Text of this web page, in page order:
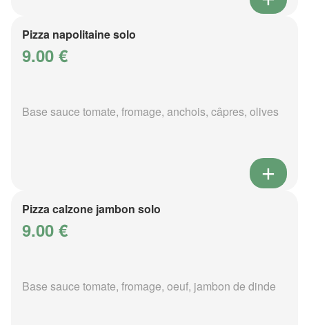
Pizza napolitaine solo
9.00 €
Base sauce tomate, fromage, anchois, câpres, olives
Pizza calzone jambon solo
9.00 €
Base sauce tomate, fromage, oeuf, jambon de dinde